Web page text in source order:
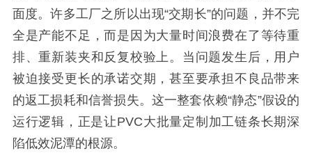
面度。许多工厂之所以出现“交期长”的问题，并不完
全是产能不足，而是因为大量时间浪费在了等待重
排、重新装夹和反复校验上。当问题发生后，用户
被迫接受更长的承诺交期，甚至要承担不良品带来
的返工损耗和信誉损失。这一整套依赖“静态”假设的
运行逻辑，正是让PVC大批量定制加工链条长期深
陷低效泥潭的根源。